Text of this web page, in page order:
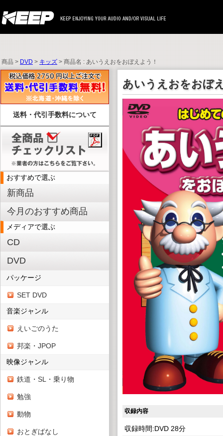
商品 >DVD>キッズ> 商品名 : あいうえおをおぼえよう！
送料・代引手数料について
おすすめで選ぶ
新商品
今月のおすすめ商品
メディアで選ぶ
CD
DVD
パッケージ
SET DVD
音楽ジャンル
えいごのうた
邦楽・JPOP
映像ジャンル
鉄道・SL・乗り物
勉強
動物
おとぎばなし
あいうえおをおぼ
収録内容
収録時間:DVD 28分